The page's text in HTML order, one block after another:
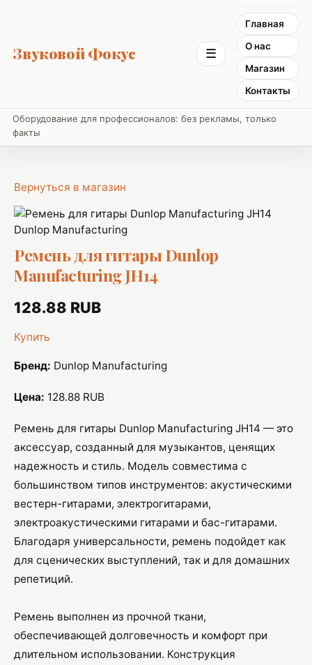
Звуковой Фокус ☰
Главная
О нас
Магазин
Контакты
Оборудование для профессионалов: без рекламы, только
факты
Вернуться в магазин
Dunlop Manufacturing
Ремень для гитары Dunlop
Manufacturing JH14
128.88 RUB
Купить
Бренд: Dunlop Manufacturing
Цена: 128.88 RUB
Ремень для гитары Dunlop Manufacturing JH14 — это
аксессуар, созданный для музыкантов, ценящих
надежность и стиль. Модель совместима с
большинством типов инструментов: акустическими
вестерн-гитарами, электрогитарами,
электроакустическими гитарами и бас-гитарами.
Благодаря универсальности, ремень подойдет как
для сценических выступлений, так и для домашних
репетиций.
Ремень выполнен из прочной ткани,
обеспечивающей долговечность и комфорт при
длительном использовании. Конструкция